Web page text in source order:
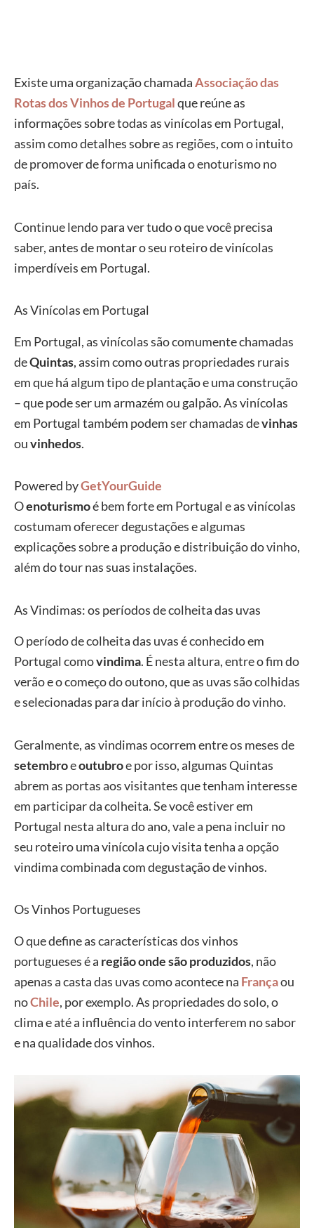
Existe uma organização chamadaAssociação das
Rotas dos Vinhos de Portugalque reúne as
informações sobre todas as vinícolas em Portugal,
assim como detalhes sobre as regiões, com o intuito
de promover de forma unificada o enoturismo no
país.
Continue lendo para ver tudo o que você precisa
saber, antes de montar o seu roteiro de vinícolas
imperdíveis em Portugal.
As Vinícolas em Portugal
Em Portugal, as vinícolas são comumente chamadas
deQuintas, assim como outras propriedades rurais
em que há algum tipo de plantação e uma construção
– que pode ser um armazém ou galpão. As vinícolas
em Portugal também podem ser chamadas devinhas
ouvinhedos.
Powered byGetYourGuide
Oenoturismoé bem forte em Portugal e as vinícolas
costumam oferecer degustações e algumas
explicações sobre a produção e distribuição do vinho,
além do tour nas suas instalações.
As Vindimas: os períodos de colheita das uvas
O período de colheita das uvas é conhecido em
Portugal comovindima. É nesta altura, entre o fim do
verão e o começo do outono, que as uvas são colhidas
e selecionadas para dar início à produção do vinho.
Geralmente, as vindimas ocorrem entre os meses de
setembroeoutubroe por isso, algumas Quintas
abrem as portas aos visitantes que tenham interesse
em participar da colheita. Se você estiver em
Portugal nesta altura do ano, vale a pena incluir no
seu roteiro uma vinícola cujo visita tenha a opção
vindima combinada com degustação de vinhos.
Os Vinhos Portugueses
O que define as características dos vinhos
portugueses é a região onde são produzidos, não
apenas a casta das uvas como acontece na Françaou
noChile, por exemplo. As propriedades do solo, o
clima e até a influência do vento interferem no sabor
e na qualidade dos vinhos.